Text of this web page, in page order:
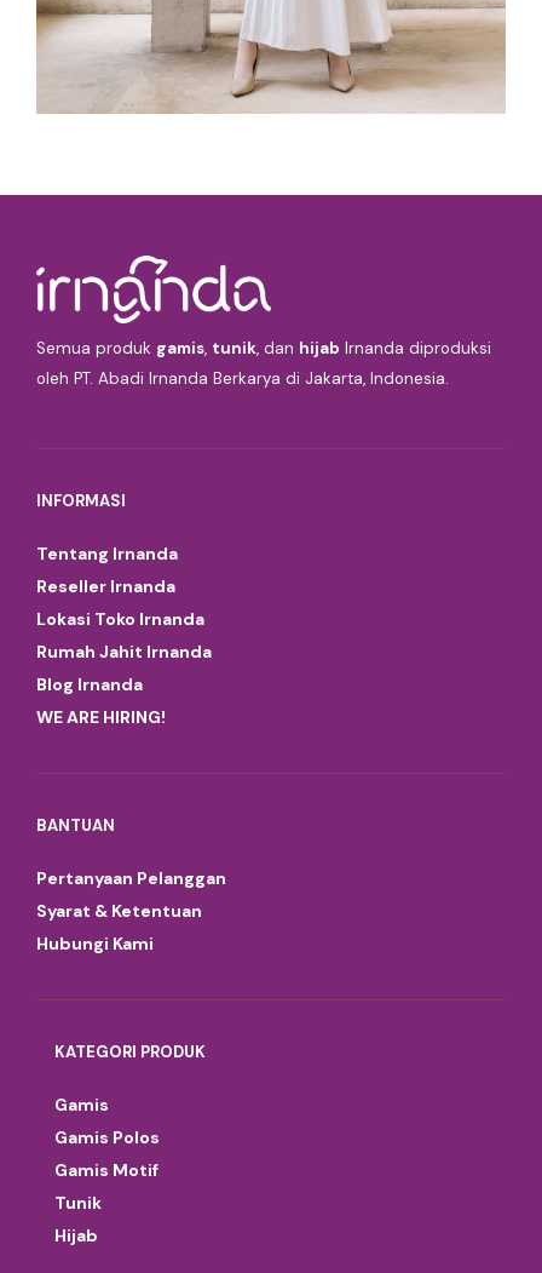
Semua produk gamis, tunik, dan hijab Irnanda diproduksi
oleh PT. Abadi Irnanda Berkarya di Jakarta, Indonesia.
INFORMASI
Tentang Irnanda
Reseller Irnanda
Lokasi Toko Irnanda
Rumah Jahit Irnanda
Blog Irnanda
WE ARE HIRING!
BANTUAN
Pertanyaan Pelanggan
Syarat & Ketentuan
Hubungi Kami
KATEGORI PRODUK
Gamis
Gamis Polos
Gamis Motif
Tunik
Hijab